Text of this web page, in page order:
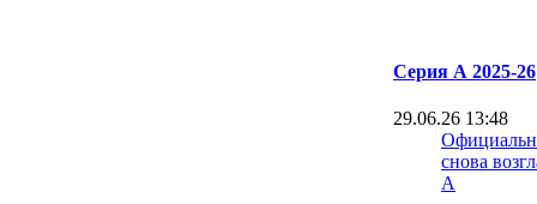
Серия А 2025-26
29.06.26 13:48
снова
А